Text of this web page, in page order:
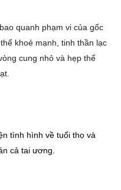
quanh phạm vi của gốc
khoẻ mạnh, tinh thần lạc
cung nhỏ và hẹp thể
tình hình về tuổi thọ và
cả tai ương.